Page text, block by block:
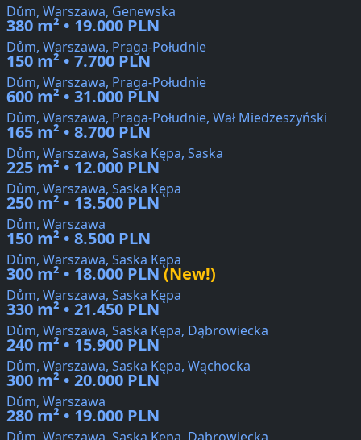
Dům, Warszawa, Genewska
380 m² • 19.000 PLN
Dům, Warszawa, Praga-Południe
150 m² • 7.700 PLN
Dům, Warszawa, Praga-Południe
600 m² • 31.000 PLN
Dům, Warszawa, Praga-Południe, Wał Miedzeszyński
165 m² • 8.700 PLN
Dům, Warszawa, Saska Kępa, Saska
225 m² • 12.000 PLN
Dům, Warszawa, Saska Kępa
250 m² • 13.500 PLN
Dům, Warszawa
150 m² • 8.500 PLN
Dům, Warszawa, Saska Kępa
300 m² • 18.000 PLN(New!)
Dům, Warszawa, Saska Kępa
330 m² • 21.450 PLN
Dům, Warszawa, Saska Kępa, Dąbrowiecka
240 m² • 15.900 PLN
Dům, Warszawa, Saska Kępa, Wąchocka
300 m² • 20.000 PLN
Dům, Warszawa
280 m² • 19.000 PLN